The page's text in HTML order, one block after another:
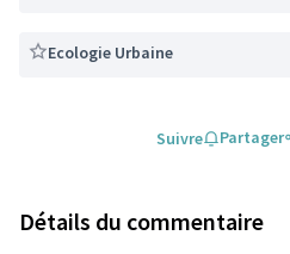
Ecologie Urbaine
Suivre Partager
Détails du commentaire